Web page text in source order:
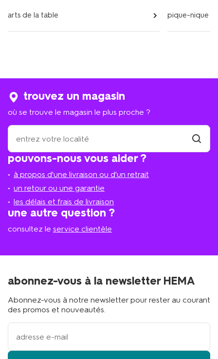
arts de la table pique-nique
pouvons-nous vous aider ?
à propos d'une livraison ou d'un retrait
un retour ou une garantie
les délais et frais de livraison
une autre question ?
consultez le service clientèle
trouvez un magasin
où se trouve le magasin le plus proche ?
où
trouve
le
le
plus
proche
trouver
abonnez-vous à la newsletter HEMA
Abonnez-vous à notre newsletter pour rester au courant
des promos et nouveautés.
votre
adresse